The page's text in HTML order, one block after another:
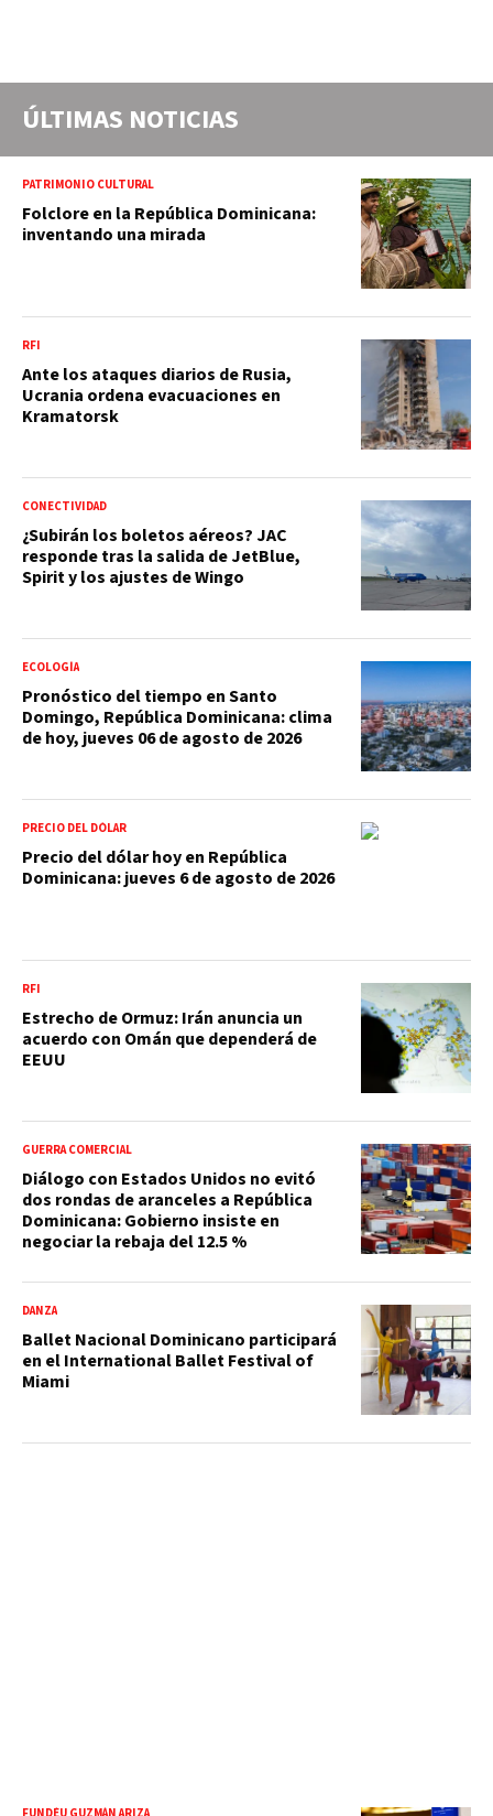
ÚLTIMAS NOTICIAS
PATRIMONIO CULTURAL
Folclore en la República Dominicana:
inventando una mirada
RFI
Ante los ataques diarios de Rusia,
Ucrania ordena evacuaciones en
Kramatorsk
CONECTIVIDAD
¿Subirán los boletos aéreos? JAC
responde tras la salida de JetBlue,
Spirit y los ajustes de Wingo
ECOLOGÍA
Pronóstico del tiempo en Santo
Domingo, República Dominicana: clima
de hoy, jueves 06 de agosto de 2026
PRECIO DEL DÓLAR
Precio del dólar hoy en República
Dominicana: jueves 6 de agosto de 2026
RFI
Estrecho de Ormuz: Irán anuncia un
acuerdo con Omán que dependerá de
EEUU
GUERRA COMERCIAL
Diálogo con Estados Unidos no evitó
dos rondas de aranceles a República
Dominicana: Gobierno insiste en
negociar la rebaja del 12.5 %
DANZA
Ballet Nacional Dominicano participará
en el International Ballet Festival of
Miami